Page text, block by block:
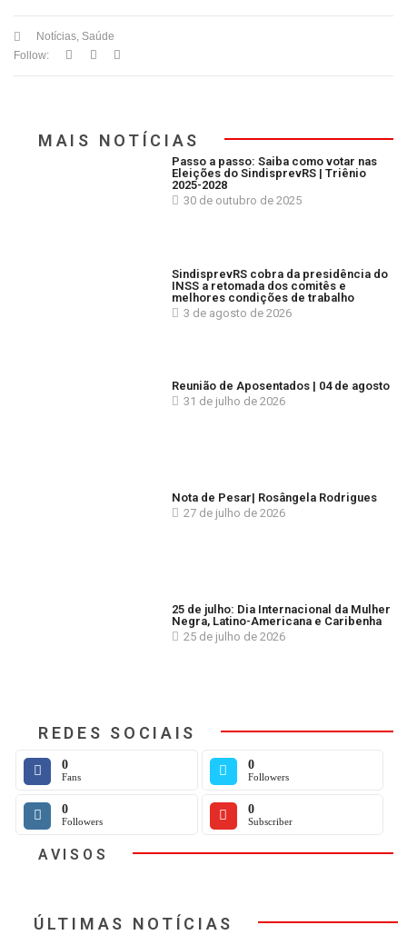
Notícias, Saúde
Follow:
MAIS NOTÍCIAS
Passo a passo: Saiba como votar nas
Eleições do SindisprevRS | Triênio
2025-2028
30 de outubro de 2025
SindisprevRS cobra da presidência do
INSS a retomada dos comitês e
melhores condições de trabalho
3 de agosto de 2026
Reunião de Aposentados | 04 de agosto
31 de julho de 2026
Nota de Pesar| Rosângela Rodrigues
27 de julho de 2026
25 de julho: Dia Internacional da Mulher
Negra, Latino-Americana e Caribenha
25 de julho de 2026
REDES SOCIAIS
0
Fans
0
Followers
0
Followers
0
Subscriber
AVISOS
ÚLTIMAS NOTÍCIAS